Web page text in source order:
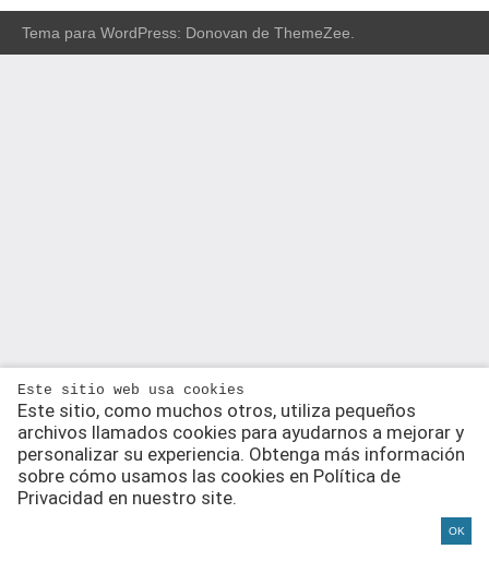
Tema para WordPress: Donovan de ThemeZee.
Este sitio web usa cookies
Este sitio, como muchos otros, utiliza pequeños
archivos llamados cookies para ayudarnos a mejorar y
personalizar su experiencia. Obtenga más información
sobre cómo usamos las cookies en Política de
Privacidad en nuestro site.
OK